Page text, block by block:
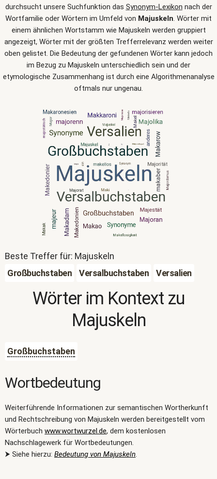
durchsucht unsere Suchfunktion das Synonym-Lexikon nach der
Wortfamilie oder Wörtern im Umfeld von Majuskeln. Wörter mit
einem ähnlichen Wortstamm wie Majuskeln werden gruppiert
angezeigt, Wörter mit der größten Trefferrelevanz werden weiter
oben gelistet. Die Bedeutung der gefundenen Wörter kann jedoch
im Bezug zu Majuskeln unterschiedlich sein und der
etymologische Zusammenhang ist durch eine Algorithmenanalyse
oftmals nur ungenau.
Beste Treffer für: Majuskeln
Großbuchstaben
Versalbuchstaben Versalien
Wörter im Kontext zu
Majuskeln
Großbuchstaben
Wortbedeutung
Weiterführende Informationen zur semantischen Wortherkunft
und Rechtschreibung von Majuskeln werden bereitgestellt vom
Wörterbuch www.wortwurzel.de, dem kostenlosen
Nachschlagewerk für Wortbedeutungen.
⮞ Siehe hierzu: Bedeutung von Majuskeln.